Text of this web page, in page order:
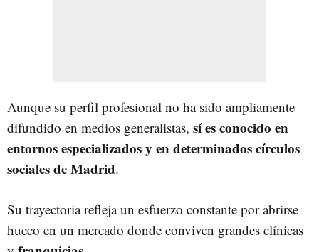
Aunque su perfil profesional no ha sido ampliamente
difundido en medios generalistas, sí es conocido en
entornos especializados y en determinados círculos
sociales de Madrid.
Su trayectoria refleja un esfuerzo constante por abrirse
hueco en un mercado donde conviven grandes clínicas